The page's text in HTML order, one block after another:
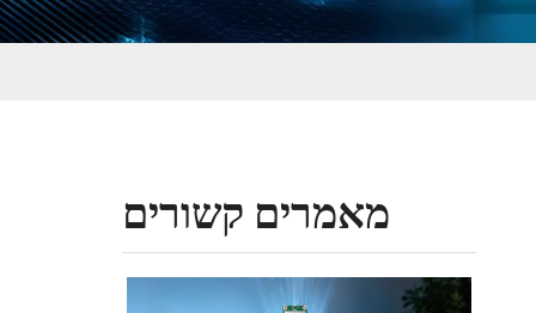
מאמרים קשורים